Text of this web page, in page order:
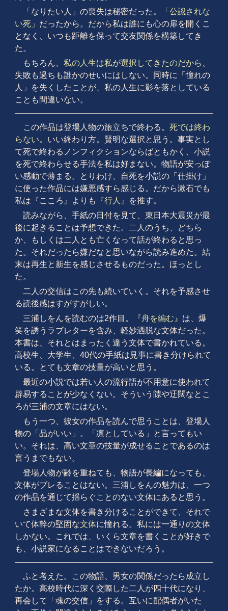
「なりたい人」の喪失は秘密だった。
「公認されな
い死」 だったから。だから私は誰にも心の扉を開くこ
となく、いつも距離を保って交友関係を構築してき
た。
もちろん、 私の人生は私が選択してきたのだから
失敗も過ちも誰かのせいにはしない。同時に「憧れの
人」を失くしたことが、私の人生に影を落としている
ことも間違いない。
この作品は登場人物の旅立ちで終わる。 死では終わ
らない。いい終わり方。賢明な選択と思う。事実とし
て死で終わるノンフィクションならばともかく、小説
を死で終わらせる手法を私は好まない。物語が安っぽ
い感動で薄まる。とりわけ、自死を小説の「仕掛け」
に使った作品には嫌悪感すら感じる。だから漱石でも
私は『こころ』よりも
『行人』
を推す。
読みながら、手紙の日付を見て、東日本大震災が最
後に起きることは予想できた。二人のうち、どちら
か、もしくは二人とも亡くなって話が終わると思っ
た。それだったら嫌だなと思いながら読み進めた。結
末は再生と新生を感じさせるものだった。ほっとし
た。
二人の交信はこの先も続いていく。それを予感させ
る読後感はすがすがしい。
三浦しをんを読むのは2作目。
『舟を編む』 は、爆
笑を誘うラブレターを含み、軽妙洒脱な文体だった。
本書は、それとはまったく違う文体で書かれている。
高校生、大学生、40代の手紙は見事に書き分けられて
いる。とても文章の技量が高いと思う。
最近の小説では若い人の流行語が不用意に使われて
辟易することが少なくない。そういう隙や迂闊なとこ
ろが三浦の文章にはない。
もう一つ、彼女の作品を読んで思うことは、登場人
物の「品がいい」。「凛としている」と言ってもい
い。それは、高い文章の技量が成せることであるのは
言うまでもない。
登場人物が齢を重ねても、物語が長編になっても、
文体がブレることはない。三浦しをんの魅力は、一つ
の作品を通じて揺らぐことのない文体にあると思う。
さまざまな文体を書き分けることができて、それで
いて体幹の堅固な文体に憧れる。私には一通りの文体
しかない。これでは、いくら文章を書くことが好きで
も、小説家になることはできないだろう。
ふと考えた。この物語、男女の関係だったら成立し
たか。高校時代に深く交際した二人が四十代になり、
再会して「魂の交信」をする。互いに配偶者がいた